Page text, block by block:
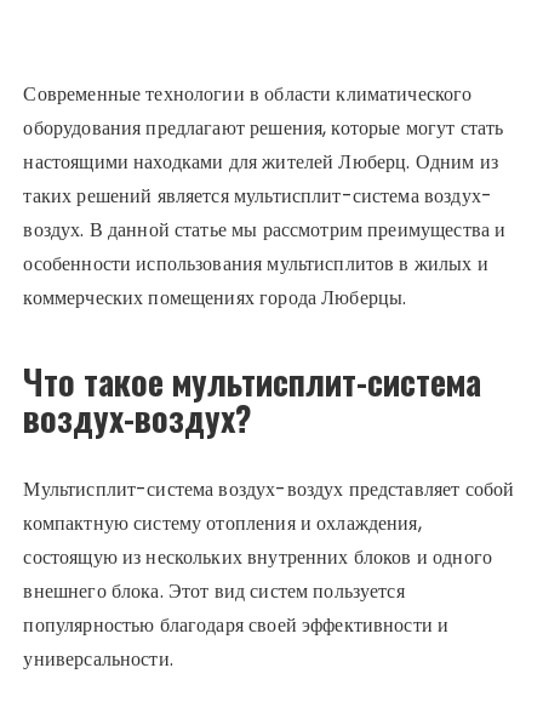
Современные технологии в области климатического
оборудования предлагают решения, которые могут стать
настоящими находками для жителей Люберц. Одним из
таких решений является мультисплит-система воздух-
воздух. В данной статье мы рассмотрим преимущества и
особенности использования мультисплитов в жилых и
коммерческих помещениях города Люберцы.
Что такое мультисплит-система
воздух-воздух?
Мультисплит-система воздух-воздух представляет собой
компактную систему отопления и охлаждения,
состоящую из нескольких внутренних блоков и одного
внешнего блока. Этот вид систем пользуется
популярностью благодаря своей эффективности и
универсальности.